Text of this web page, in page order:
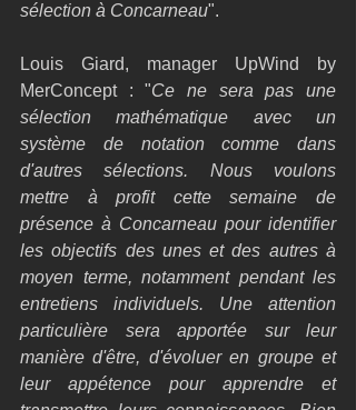
sélection à Concarneau".
Louis Giard, manager UpWind by
MerConcept : "Ce ne sera pas une
sélection mathématique avec un
système de notation comme dans
d'autres sélections. Nous voulons
mettre à profit cette semaine de
présence à Concarneau pour identifier
les objectifs des unes et des autres à
moyen terme, notamment pendant les
entretiens individuels. Une attention
particulière sera apportée sur leur
manière d'être, d'évoluer en groupe et
leur appétence pour apprendre et